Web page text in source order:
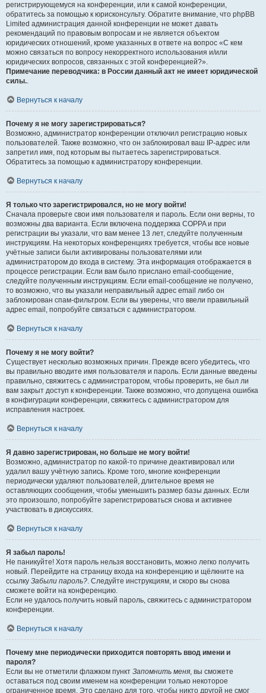
регистрирующемуся на конференции, или к самой конференции,
обратитесь за помощью к юрисконсульту. Обратите внимание, что phpBB
Limited администрация данной конференции не может давать
рекомендаций по правовым вопросам и не является объектом
юридических отношений, кроме указанных в ответе на вопрос «С кем
можно связаться по вопросу некорректного использования и/или
юридических вопросов, связанных с этой конференцией?».
Примечание переводчика: в России данный акт не имеет юридической
силы..
Вернуться к началу
Почему я не могу зарегистрироваться?
Возможно, администратор конференции отключил регистрацию новых
пользователей. Также возможно, что он заблокировал ваш IP-адрес или
запретил имя, под которым вы пытаетесь зарегистрироваться.
Обратитесь за помощью к администратору конференции.
Вернуться к началу
Я только что зарегистрировался, но не могу войти!
Сначала проверьте свои имя пользователя и пароль. Если они верны, то
возможны два варианта. Если включена поддержка COPPA и при
регистрации вы указали, что вам менее 13 лет, следуйте полученным
инструкциям. На некоторых конференциях требуется, чтобы все новые
учётные записи были активированы пользователями или
администратором до входа в систему. Эта информация отображается в
процессе регистрации. Если вам было прислано email-сообщение,
следуйте полученным инструкциям. Если email-сообщение не получено,
то возможно, что вы указали неправильный адрес email либо он
заблокирован спам-фильтром. Если вы уверены, что ввели правильный
адрес email, попробуйте связаться с администратором.
Вернуться к началу
Почему я не могу войти?
Существует несколько возможных причин. Прежде всего убедитесь, что
вы правильно вводите имя пользователя и пароль. Если данные введены
правильно, свяжитесь с администратором, чтобы проверить, не был ли
вам закрыт доступ к конференции. Также возможно, что допущена ошибка
в конфигурации конференции, свяжитесь с администратором для
исправления настроек.
Вернуться к началу
Я давно зарегистрирован, но больше не могу войти!
Возможно, администратор по какой-то причине деактивировал или
удалил вашу учётную запись. Кроме того, многие конференции
периодически удаляют пользователей, длительное время не
оставляющих сообщения, чтобы уменьшить размер базы данных. Если
это произошло, попробуйте зарегистрироваться снова и активнее
участвовать в дискуссиях.
Вернуться к началу
Я забыл пароль!
Не паникуйте! Хотя пароль нельзя восстановить, можно легко получить
новый. Перейдите на страницу входа на конференцию и щёлкните на
ссылку Забыли пароль?. Следуйте инструкциям, и скоро вы снова
сможете войти на конференцию.
Если не удалось получить новый пароль, свяжитесь с администратором
конференции.
Вернуться к началу
Почему мне периодически приходится повторять ввод имени и
пароля?
Если вы не отметили флажком пункт Запомнить меня, вы сможете
оставаться под своим именем на конференции только некоторое
ограниченное время. Это сделано для того, чтобы никто другой не смог